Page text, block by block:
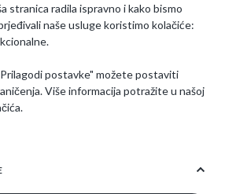
Prati nas
Osnovne informacije
stranica radila ispravno i kako bismo
naše usluge koristimo kolačiće:
postavke" možete postaviti
Više informacija potražite u našoj
.